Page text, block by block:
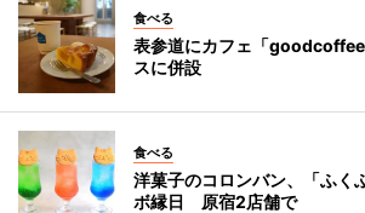
食べる
表参道にカフェ「
スに併設
食べる
洋菓子のコロンバン、「ふく
ボ縁日 原宿2店舗で